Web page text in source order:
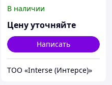
В наличии
Цену уточняйте
Написать
ТОО «Interse (Интерсе)»